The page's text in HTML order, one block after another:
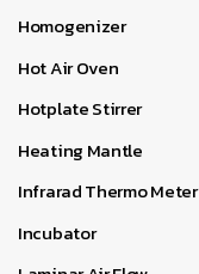
Homogenizer
Hot Air Oven
Hotplate Stirrer
Heating Mantle
Infrarad Thermo Meter
Incubator